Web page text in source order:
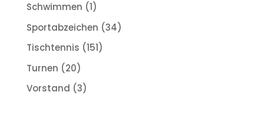
Schwimmen (1)
Sportabzeichen (34)
Tischtennis (151)
Turnen (20)
Vorstand (3)